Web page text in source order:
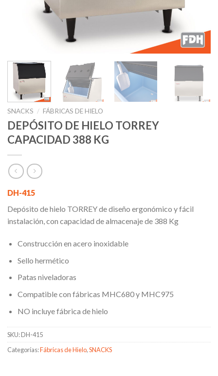
SNACKS / FÁBRICAS DE HIELO
DEPÓSITO DE HIELO TORREY
CAPACIDAD 388 KG
DH-415
Depósito de hielo TORREY de diseño ergonómico y fácil
instalación, con capacidad de almacenaje de 388 Kg
Construcción en acero inoxidable
Sello hermético
Patas niveladoras
Compatible con fábricas MHC680 y MHC975
NO incluye fábrica de hielo
SKU:DH-415
Categorías:Fábricas de Hielo,SNACKS